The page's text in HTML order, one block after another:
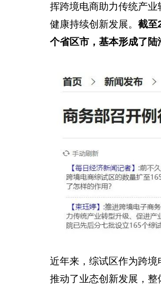
挥跨境电商助力传统产
健康持续创新发展。 截至
个省区市，基本形成了
近年来，综试区作为跨
推动了业态创新发展，